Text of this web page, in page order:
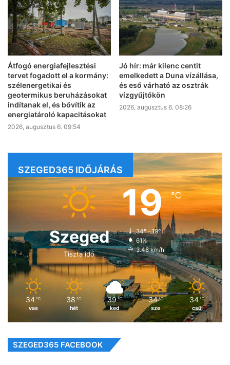
Átfogó energiafejlesztési
tervet fogadott el a kormány:
szélenergetikai és
geotermikus beruházásokat
indítanak el, és bővítik az
energiatároló kapacitásokat
2026, augusztus 6. 09:54
Jó hír: már kilenc centit
emelkedett a Duna vízállása,
és eső várható az osztrák
vízgyűjtőkön
2026, augusztus 6. 08:26
SZEGED365 IDŐJÁRÁS
Szeged
Tiszta idő
19℃
34º - 19º
61%
3.48 km/h
34 ℃
vas
38 ℃
hét
39 ℃
ked
34 ℃
sze
34 ℃
csü
SZEGED365 FACEBOOK